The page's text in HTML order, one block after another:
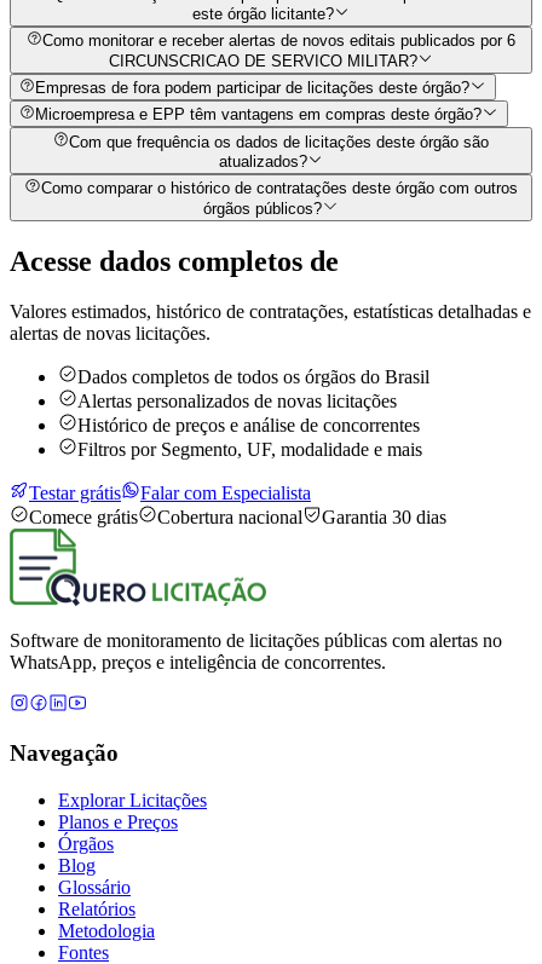
este órgão licitante?
Como monitorar e receber alertas de novos editais publicados por 6
CIRCUNSCRICAO DE SERVICO MILITAR?
Empresas de fora podem participar de licitações deste órgão?
Microempresa e EPP têm vantagens em compras deste órgão?
Com que frequência os dados de licitações deste órgão são
atualizados?
Como comparar o histórico de contratações deste órgão com outros
órgãos públicos?
Acesse dados completos de
Valores estimados, histórico de contratações, estatísticas detalhadas e
alertas de novas licitações.
Dados completos de todos os órgãos do Brasil
Alertas personalizados de novas licitações
Histórico de preços e análise de concorrentes
Filtros por Segmento, UF, modalidade e mais
Testar grátis
Falar com Especialista
Comece grátis
Cobertura nacional Garantia 30 dias
Software de monitoramento de licitações públicas com alertas no
WhatsApp, preços e inteligência de concorrentes.
Navegação
Explorar Licitações
Planos e Preços
Órgãos
Blog
Glossário
Relatórios
Metodologia
Fontes